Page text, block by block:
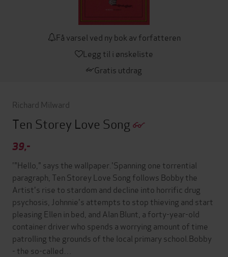
Få varsel ved ny bok av forfatteren
Legg til i ønskeliste
Gratis utdrag
Richard Milward
Ten Storey Love Song
39,-
'"Hello," says the wallpaper.'Spanning one torrential
paragraph, Ten Storey Love Song follows Bobby the
Artist's rise to stardom and decline into horrific drug
psychosis, Johnnie's attempts to stop thieving and start
pleasing Ellen in bed, and Alan Blunt, a forty-year-old
container driver who spends a worrying amount of time
patrolling the grounds of the local primary school.Bobby
- the so-called…